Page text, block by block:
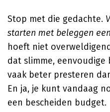
Stop met die gedachte.
starten met beleggen
hoeft niet
dat slimme, eenvoudige
vaak beter presteren
En ja, je kunt vandaag
een bescheiden budget.